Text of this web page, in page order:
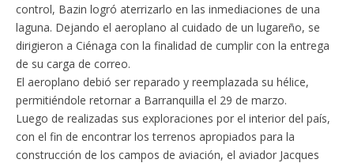
control, Bazin logró aterrizarlo en las inmediaciones de una
laguna. Dejando el aeroplano al cuidado de un lugareño, se
dirigieron a Ciénaga con la finalidad de cumplir con la entrega
de su carga de correo.
El aeroplano debió ser reparado y reemplazada su hélice,
permitiéndole retornar a Barranquilla el 29 de marzo.
Luego de realizadas sus exploraciones por el interior del país,
con el fin de encontrar los terrenos apropiados para la
construcción de los campos de aviación, el aviador Jacques